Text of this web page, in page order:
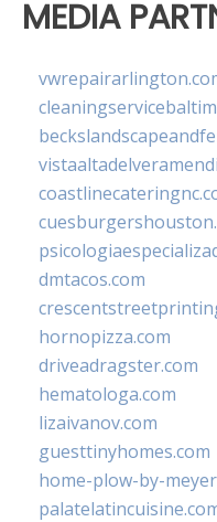
MEDIA
dmtacos.com
hornopizza.com
driveadragster.com
hematologa.com
lizaivanov.com
guesttinyhomes.com
home-plow-by-